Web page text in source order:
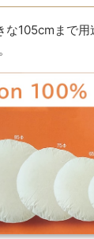
105cmまで用